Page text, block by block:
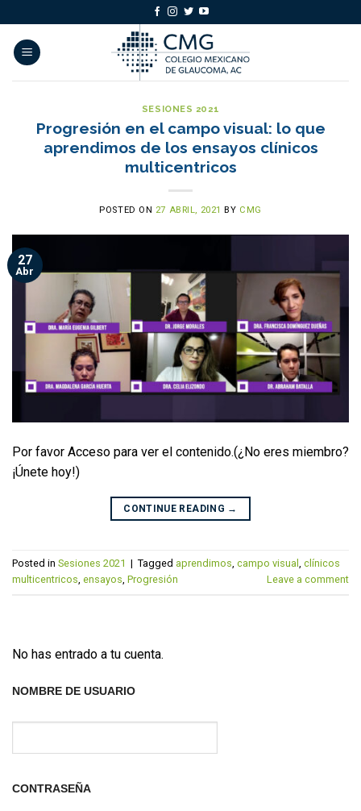
to
content
SESIONES 2021
Progresión en el campo visual: lo que
aprendimos de los ensayos clínicos
multicentricos
POSTED ON 27 ABRIL, 2021 BY CMG
27
Abr
Por favor Acceso para ver el contenido.(¿No eres miembro?
¡Únete hoy!)
CONTINUE READING →
Posted in Sesiones 2021 | Tagged aprendimos, campo visual , clínicos
multicentricos, ensayos, Progresión Leave a comment
No has entrado a tu cuenta.
NOMBRE DE USUARIO
CONTRASEÑA